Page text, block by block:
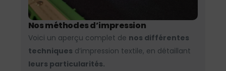
Nos méthodes d’impression
Voici un aperçu complet de nos différentes
techniques d’impression textile, en détaillant
leurs particularités.